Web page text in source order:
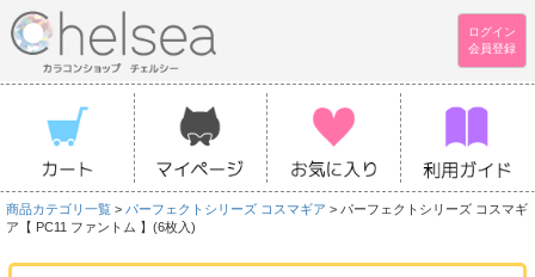
ログイン
会員登録
商品カテゴリ一覧 > パーフェクトシリーズ コスマギア > パーフェクトシリーズ コスマギ
ア【 PC11 ファントム 】(6枚入)